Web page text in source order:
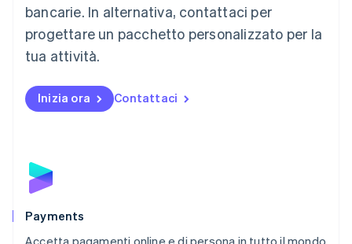
bancarie. In alternativa, contattaci per
progettare un pacchetto personalizzato per la
tua attività.
Inizia ora Contattaci
Payments
Malta
Messico
EspañolEnglish
English
Nuova Zelanda
Polonia
English
Português